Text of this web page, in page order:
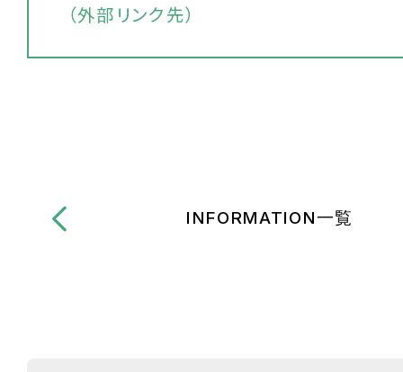
（外部リンク先）
INFORMATION一覧